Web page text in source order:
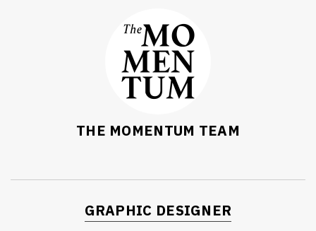
THE MOMENTUM TEAM
GRAPHIC DESIGNER
SHARE TWEET LINE EMAIL